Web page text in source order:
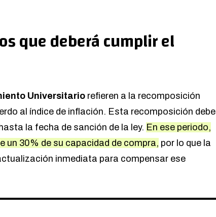
que deberá cumplir el
Universitario refieren a la recomposición
al índice de inflación. Esta recomposición debe
la fecha de sanción de la ley. En ese periodo,
un 30% de su capacidad de compra, por lo que la
inmediata para compensar ese